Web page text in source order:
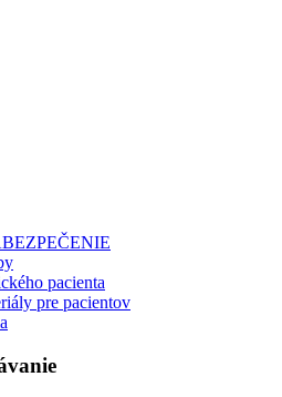
pacienta
pre pacientov